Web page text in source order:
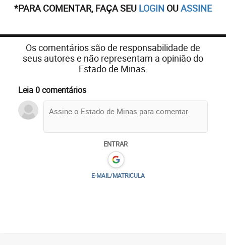
*PARA COMENTAR, FAÇA SEU LOGIN OUASSINE
Os comentários são de responsabilidade de
seus autores e não representam a opinião do
Estado de Minas.
Leia 0 comentários
ENTRAR
E-MAIL/MATRICULA